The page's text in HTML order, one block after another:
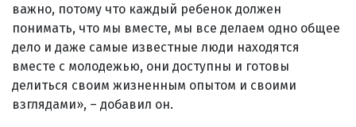
важно, потому что каждый ребенок должен
понимать, что мы вместе, мы все делаем одно общее
дело и даже самые известные люди находятся
вместе с молодежью, они доступны и готовы
делиться своим жизненным опытом и своими
взглядами», – добавил он.